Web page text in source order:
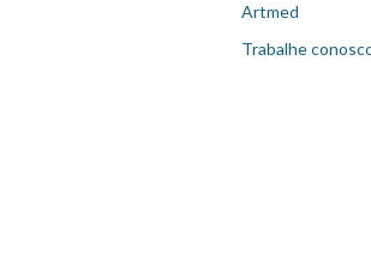
Artmed
Trabalhe